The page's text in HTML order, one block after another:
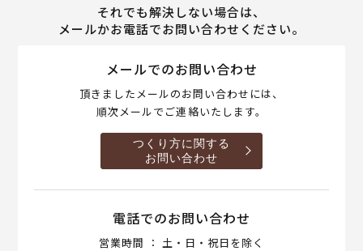
それでも解決しない場合は、
メールかお電話でお問い合わせください。
メールでのお問い合わせ
頂きましたメールのお問い合わせには、
順次メールでご連絡いたします。
つくり方に関する
お問い合わせ
電話でのお問い合わせ
営業時間 ： 土・日・祝日を除く